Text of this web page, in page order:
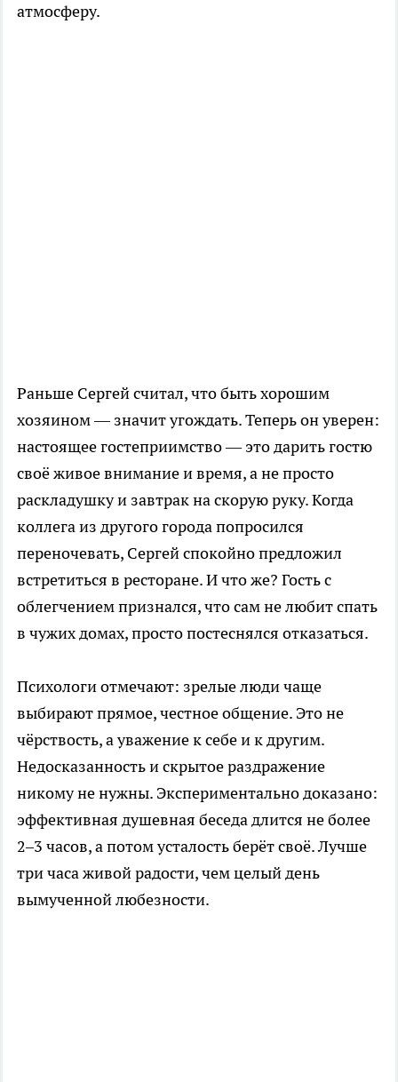
атмосферу.
Раньше Сергей считал, что быть хорошим
хозяином — значит угождать. Теперь он уверен:
настоящее гостеприимство — это дарить гостю
своё живое внимание и время, а не просто
раскладушку и завтрак на скорую руку. Когда
коллега из другого города попросился
переночевать, Сергей спокойно предложил
встретиться в ресторане. И что же? Гость с
облегчением признался, что сам не любит спать
в чужих домах, просто постеснялся отказаться.
Психологи отмечают: зрелые люди чаще
выбирают прямое, честное общение. Это не
чёрствость, а уважение к себе и к другим.
Недосказанность и скрытое раздражение
никому не нужны. Экспериментально доказано:
эффективная душевная беседа длится не более
2–3 часов, а потом усталость берёт своё. Лучше
три часа живой радости, чем целый день
вымученной любезности.